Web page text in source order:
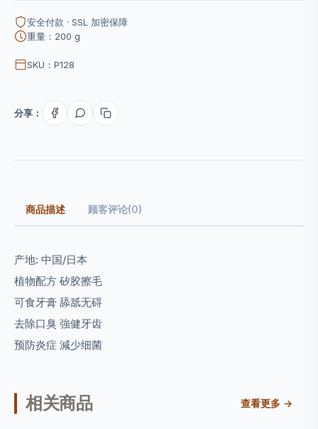
安全付款 · SSL 加密保障
重量：200 g
SKU：P128
分享：
商品描述 顾客评论(0)
产地: 中国/日本
植物配方 矽胶擦毛
可食牙膏 舔舐无碍
去除口臭 強健牙齿
预防炎症 減少细菌
相关商品 查看更多 →